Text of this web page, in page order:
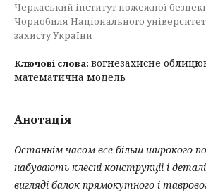
Черкаський інститут пожежної
Чорнобиля Національного
захисту України
Ключові слова: вогнезахисне
математична модель
Анотація
Останнім часом все більш широкого
набувають клеєні конструкції і
вигляді балок прямокутного і